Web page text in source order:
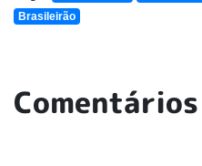
Brasileirão
Comentários